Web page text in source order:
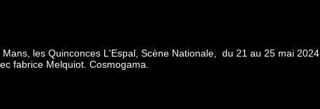
les Quinconces L'Espal, Scène Nationale, du 21 au 25 mai 2024.
fabrice Melquiot. Cosmogama.